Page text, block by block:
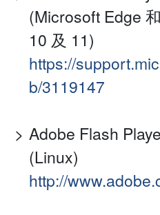
(Microsoft Edge
10 及 11)
https://
b/3119147
Adobe Flash
(Linux)
http://